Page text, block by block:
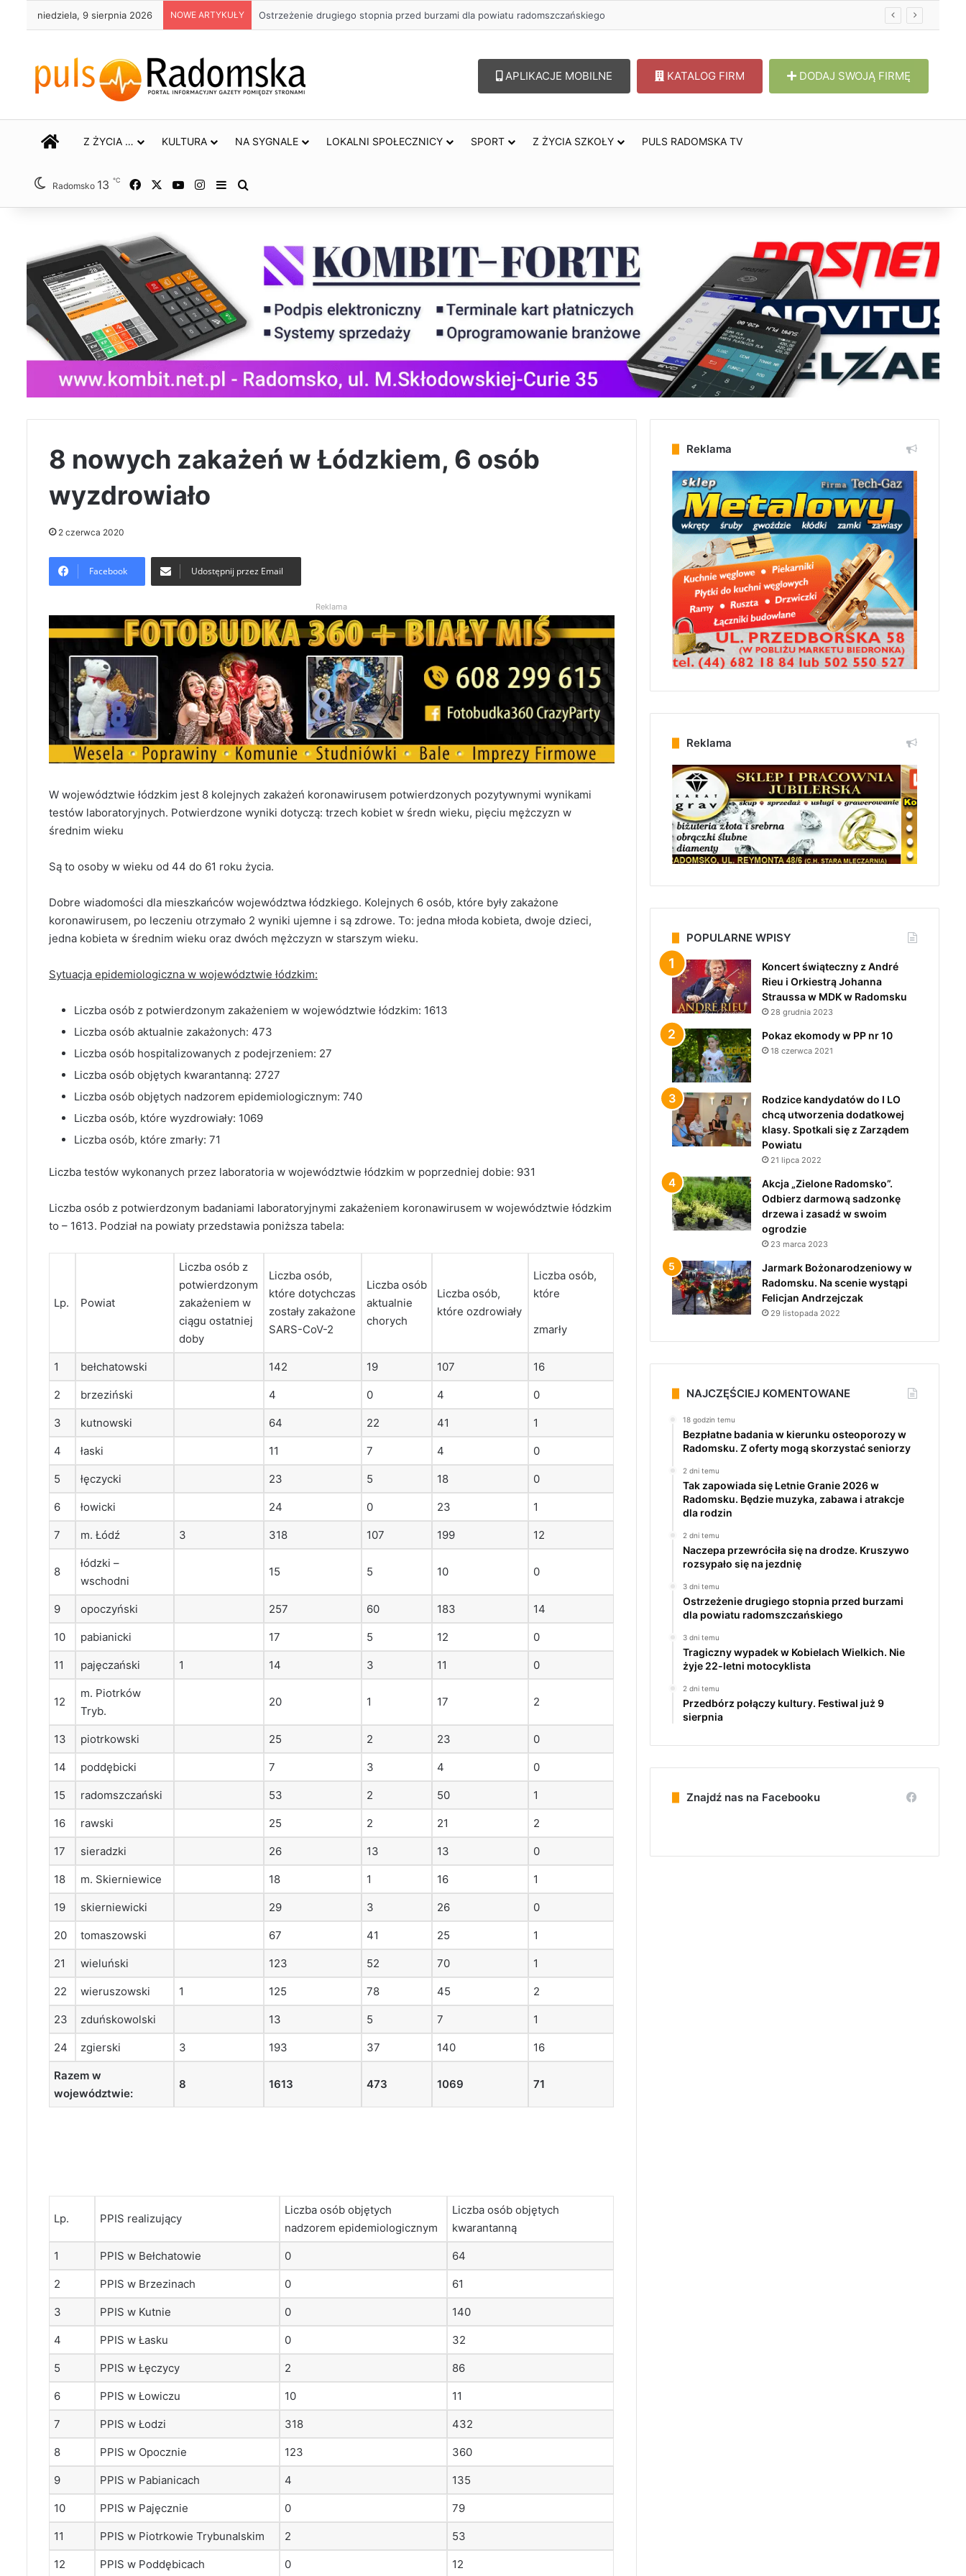
niedziela, 9 sierpnia 2026 NOWE ARTYKUŁY Około 90 tys. zł na szkolenia pracowników. PUP w Radomsku ogłasza nabór wniosków
APLIKACJE MOBILNE KATALOG FIRM DODAJ SWOJĄ FIRMĘ
STRONA GŁÓWNA
Z ŻYCIA … KULTURA NA SYGNALE LOKALNI SPOŁECZNICY SPORT Z ŻYCIA SZKOŁY PULS RADOMSKA TV
Radomsko 13 ℃ Facebook YouTubeInstagram
Sidebar
8 nowych zakażeń w Łódzkiem, 6 osób
wyzdrowiało
2 czerwca 2020
Facebook Udostępnij przez Email
Reklama
W województwie łódzkim jest 8 kolejnych zakażeń koronawirusem potwierdzonych pozytywnymi wynikami
testów laboratoryjnych. Potwierdzone wyniki dotyczą: trzech kobiet w średn wieku, pięciu mężczyzn w
średnim wieku
Są to osoby w wieku od 44 do 61 roku życia.
Dobre wiadomości dla mieszkańców województwa łódzkiego. Kolejnych 6 osób, które były zakażone
koronawirusem, po leczeniu otrzymało 2 wyniki ujemne i są zdrowe. To: jedna młoda kobieta, dwoje dzieci,
jedna kobieta w średnim wieku oraz dwóch mężczyzn w starszym wieku.
Sytuacja epidemiologiczna w województwie łódzkim:
Liczba osób z potwierdzonym zakażeniem w województwie łódzkim: 1613
Liczba osób aktualnie zakażonych: 473
Liczba osób hospitalizowanych z podejrzeniem: 27
Liczba osób objętych kwarantanną: 2727
Liczba osób objętych nadzorem epidemiologicznym: 740
Liczba osób, które wyzdrowiały: 1069
Liczba osób, które zmarły: 71
Liczba testów wykonanych przez laboratoria w województwie łódzkim w poprzedniej dobie: 931
Liczba osób z potwierdzonym badaniami laboratoryjnymi zakażeniem koronawirusem w województwie łódzkim
to – 1613. Podział na powiaty przedstawia poniższa tabela:
Lp. Powiat
Liczba osób z
potwierdzonym
zakażeniem w
ciągu ostatniej
doby
Liczba osób,
które dotychczas
zostały zakażone
SARS-CoV-2
Liczba osób
aktualnie
chorych
Liczba osób,
które ozdrowiały
Liczba osób,
które
zmarły
1 bełchatowski 142 19 107 16
2 brzeziński 4 0 4 0
3 kutnowski 64 22 41 1
4 łaski 11 7 4 0
5 łęczycki 23 5 18 0
6 łowicki 24 0 23 1
7 m. Łódź 3 318 107 199 12
8
łódzki –
wschodni
15 5 10 0
9 opoczyński 257 60 183 14
10 pabianicki 17 5 12 0
11 pajęczański 1 14 3 11 0
12
m. Piotrków
Tryb.
20 1 17 2
13 piotrkowski 25 2 23 0
14 poddębicki 7 3 4 0
15 radomszczański 53 2 50 1
16 rawski 25 2 21 2
17 sieradzki 26 13 13 0
18 m. Skierniewice 18 1 16 1
19 skierniewicki 29 3 26 0
20 tomaszowski 67 41 25 1
21 wieluński 123 52 70 1
22 wieruszowski 1 125 78 45 2
23 zduńskowolski 13 5 7 1
24 zgierski 3 193 37 140 16
Razem w
województwie:
8 1613 473 1069 71
Lp. PPIS realizujący
Liczba osób objętych
nadzorem epidemiologicznym
Liczba osób objętych
kwarantanną
1 PPIS w Bełchatowie 0 64
2 PPIS w Brzezinach 0 61
3 PPIS w Kutnie 0 140
4 PPIS w Łasku 0 32
5 PPIS w Łęczycy 2 86
6 PPIS w Łowiczu 10 11
7 PPIS w Łodzi 318 432
8 PPIS w Opocznie 123 360
9 PPIS w Pabianicach 4 135
10 PPIS w Pajęcznie 0 79
11 PPIS w Piotrkowie Trybunalskim 2 53
12 PPIS w Poddębicach 0 12
Reklama
Reklama
POPULARNE WPISY
Koncert świąteczny z André
Rieu i Orkiestrą Johanna
Straussa w MDK w Radomsku
28 grudnia 2023
Pokaz ekomody w PP nr 10
18 czerwca 2021
Rodzice kandydatów do I LO
chcą utworzenia dodatkowej
klasy. Spotkali się z Zarządem
Powiatu
21 lipca 2022
Akcja „Zielone Radomsko”.
Odbierz darmową sadzonkę
drzewa i zasadź w swoim
ogrodzie
23 marca 2023
Jarmark Bożonarodzeniowy w
Radomsku. Na scenie wystąpi
Felicjan Andrzejczak
29 listopada 2022
NAJCZĘŚCIEJ KOMENTOWANE
18 godzin temu
Bezpłatne badania w kierunku osteoporozy w
Radomsku. Z oferty mogą skorzystać seniorzy
2 dni temu
Tak zapowiada się Letnie Granie 2026 w
Radomsku. Będzie muzyka, zabawa i atrakcje
dla rodzin
2 dni temu
Naczepa przewróciła się na drodze. Kruszywo
rozsypało się na jezdnię
3 dni temu
Ostrzeżenie drugiego stopnia przed burzami
dla powiatu radomszczańskiego
3 dni temu
Tragiczny wypadek w Kobielach Wielkich. Nie
żyje 22-letni motocyklista
2 dni temu
Przedbórz połączy kultury. Festiwal już 9
sierpnia
Znajdź nas na Facebooku